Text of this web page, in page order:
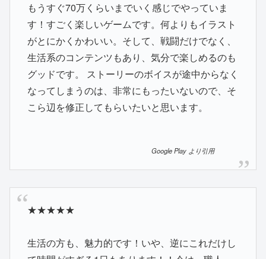
もうすぐ70万くらいまでいく感じでやっていま
す！すごく楽しいゲームです。何よりもイラスト
がとにかくかわいい。そして、戦闘だけでなく、
生活系のコンテンツもあり、気分で楽しめるのも
グッドです。 ストーリーのボイスが途中からなく
なってしまうのは、非常にもったいないので、そ
こら辺を修正してもらいたいと思います。
Google Play より引用
★★★★★
生活の方も、魅力的です！いや、逆にこれだけし